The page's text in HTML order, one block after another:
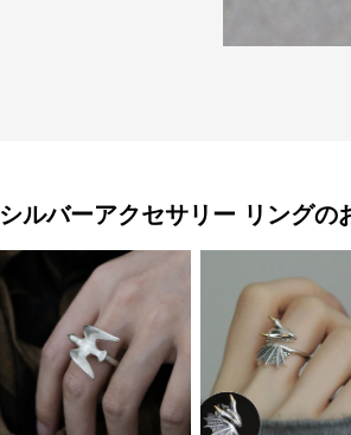
シルバーアクセサリー リングの